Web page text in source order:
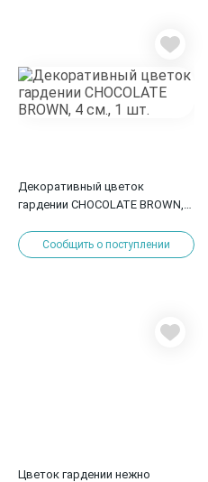
Декоративный цветок
гардении CHOCOLATE BROWN, 4
Сообщить о поступлении
Цветок гардении нежно